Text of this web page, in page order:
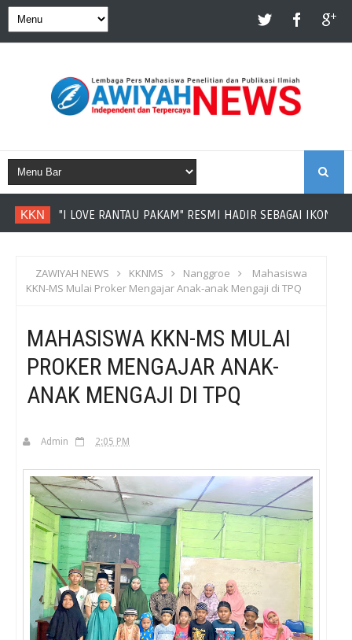
KKN "I LOVE RANTAU PAKAM" RESMI HADIR SEBAGAI IKON
ZAWIYAH NEWS KKNMS Nanggroe
Mahasiswa
KKN-MS Mulai Proker Mengajar Anak-anak Mengaji di TPQ
MAHASISWA KKN-MS MULAI
PROKER MENGAJAR ANAK-
ANAK MENGAJI DI TPQ
Admin 2:05 PM